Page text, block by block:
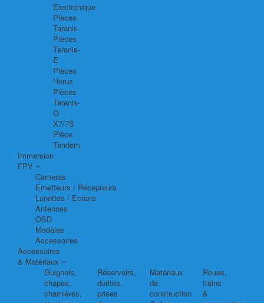
Electronique
Pièces
Taranis
Pièces
Taranis-
E
Pièces
Horus
Pièces
Taranis-
Q
X7/7S
Pièce
Tandem
Immersion
FPV
Cameras
Emetteurs / Récepteurs
Lunettes / Ecrans
Antennes
OSD
Modèles
Accessoires
Accessoires
& Matériaux
Guignols,
chapes,
charnières,
Réservoirs,
durites,
prises
Matériaux
de
construction
Roues,
trains
&